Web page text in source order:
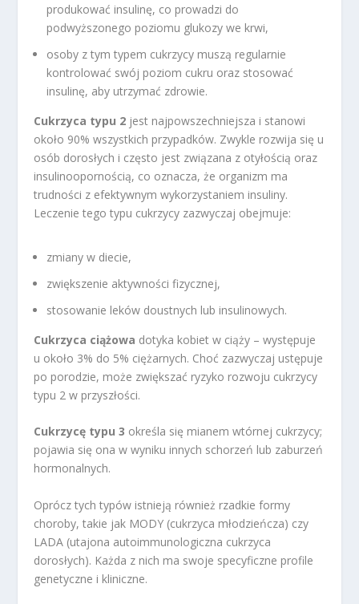
produkować insulinę, co prowadzi do
podwyższonego poziomu glukozy we krwi,
osoby z tym typem cukrzycy muszą regularnie
kontrolować swój poziom cukru oraz stosować
insulinę, aby utrzymać zdrowie.
Cukrzyca typu 2 jest najpowszechniejsza i stanowi
około 90% wszystkich przypadków. Zwykle rozwija się u
osób dorosłych i często jest związana z otyłością oraz
insulinoopornością, co oznacza, że organizm ma
trudności z efektywnym wykorzystaniem insuliny.
Leczenie tego typu cukrzycy zazwyczaj obejmuje:
zmiany w diecie,
zwiększenie aktywności fizycznej,
stosowanie leków doustnych lub insulinowych.
Cukrzyca ciążowa dotyka kobiet w ciąży – występuje
u około 3% do 5% ciężarnych. Choć zazwyczaj ustępuje
po porodzie, może zwiększać ryzyko rozwoju cukrzycy
typu 2 w przyszłości.
Cukrzycę typu 3 określa się mianem wtórnej cukrzycy;
pojawia się ona w wyniku innych schorzeń lub zaburzeń
hormonalnych.
Oprócz tych typów istnieją również rzadkie formy
choroby, takie jak MODY (cukrzyca młodzieńcza) czy
LADA (utajona autoimmunologiczna cukrzyca
dorosłych). Każda z nich ma swoje specyficzne profile
genetyczne i kliniczne.